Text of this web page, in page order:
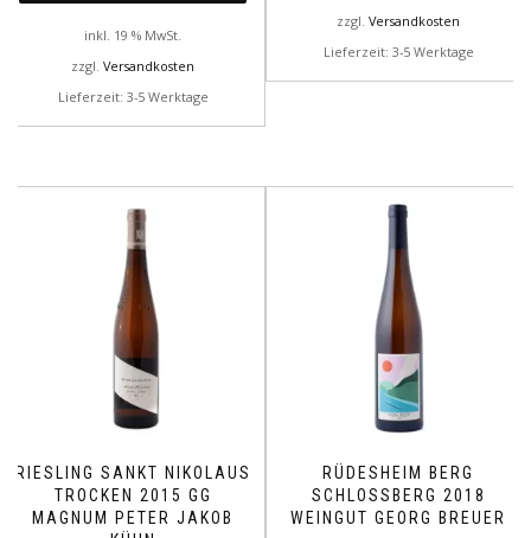
inkl. 19 % MwSt.
zzgl. Versandkosten
Lieferzeit: 3-5 Werktage
zzgl. Versandkosten
Lieferzeit: 3-5 Werktage
RIESLING SANKT NIKOLAUS
TROCKEN 2015 GG
MAGNUM PETER JAKOB
RÜDESHEIM BERG
SCHLOSSBERG 2018
WEINGUT GEORG BREUER